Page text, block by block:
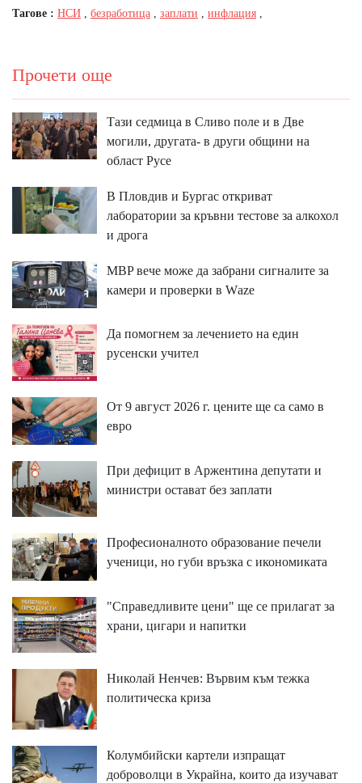
Тагове : НСИ безработица заплати инфлация
Прочети още
Тази седмица в Сливо поле и в Две
могили, другата- в други общини на
област Русе
В Пловдив и Бургас откриват
лаборатории за кръвни тестове за алкохол
и дрога
MBP вeчe мoжe дa зaбpaни cигнaлитe зa
ĸaмepи и пpoвepĸи в Wаzе
Да помогнем за лечението на един
русенски учител
От 9 август 2026 г. цените ще са само в
евро
При дефицит в Аржентина депутати и
министри остават без заплати
Професионалното образование печели
ученици, но губи връзка с икономиката
"Справедливите цени" ще се прилагат за
храни, цигари и напитки
Николай Ненчев: Вървим към тежка
политическа криза
Колумбийски картели изпращат
доброволци в Украйна, които да изучават